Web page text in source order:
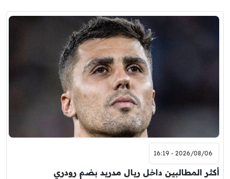
2026/08/06 - 16:19
أكثر المطالبين داخل ريال مدريد بضم رودري